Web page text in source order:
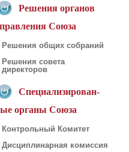
Решения органов
Союза
Решения общих собраний
Решения совета
директоров
Специализирован-
органы Союза
Контрольный Комитет
Дисциплинарная комиссия